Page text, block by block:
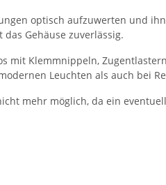
optisch aufzuwerten und
Gehäuse zuverlässig.
mit Klemmnippeln,
Leuchten als auch bei
mehr möglich, da ein